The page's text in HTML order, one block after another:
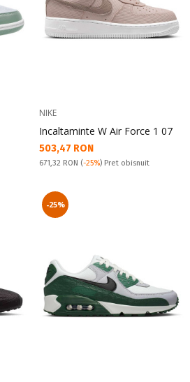
NIKE
Incaltaminte W Air Force 1 07
Текуща цена:
503,47 RON
Pret obisnuit:
671,32 RON (-25%) Pret obisnuit
-25%